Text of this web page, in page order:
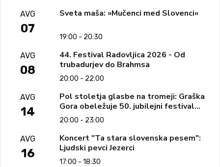
AVG
07
Sveta maša: »Mučenci med Slovenci«
19:00 - 20:30
AVG
08
44. Festival Radovljica 2026 - Od
trubadurjev do Brahmsa
20:00 - 22:00
AVG
14
Pol stoletja glasbe na tromeji: Graška
Gora obeležuje 50. jubilejni festival
narodno-zabavne glasbe
20:00 - 23:00
AVG
16
Koncert "Ta stara slovenska pesem":
Ljudski pevci Jezerci
17:00 - 18:30